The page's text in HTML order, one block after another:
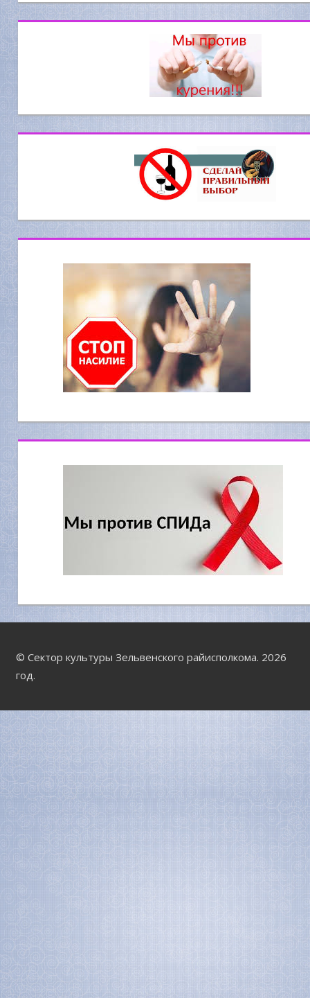
© Сектор культуры Зельвенского райисполкома. 2026
год.